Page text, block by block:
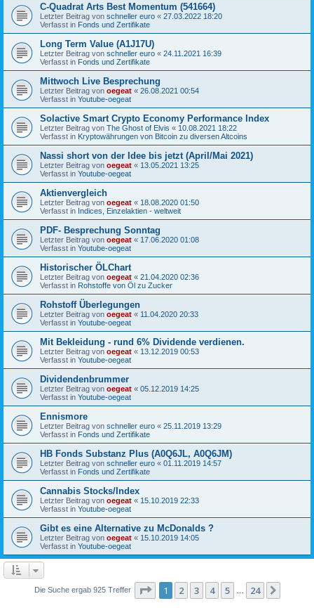
C-Quadrat Arts Best Momentum (541664)
Letzter Beitrag von schneller euro « 27.03.2022 18:20
Verfasst in Fonds und Zertifikate
Long Term Value (A1J17U)
Letzter Beitrag von schneller euro « 24.11.2021 16:39
Verfasst in Fonds und Zertifikate
Mittwoch Live Besprechung
Letzter Beitrag von oegeat « 26.08.2021 00:54
Verfasst in Youtube-oegeat
Solactive Smart Crypto Economy Performance Index
Letzter Beitrag von The Ghost of Elvis « 10.08.2021 18:22
Verfasst in Kryptowährungen von Bitcoin zu diversen Altcoins
Nassi short von der Idee bis jetzt (April/Mai 2021)
Letzter Beitrag von oegeat « 13.05.2021 13:25
Verfasst in Youtube-oegeat
Aktienvergleich
Letzter Beitrag von oegeat « 18.08.2020 01:50
Verfasst in Indices, Einzelaktien - weltweit
PDF- Besprechung Sonntag
Letzter Beitrag von oegeat « 17.06.2020 01:08
Verfasst in Youtube-oegeat
Historischer ÖLChart
Letzter Beitrag von oegeat « 21.04.2020 02:36
Verfasst in Rohstoffe von Öl zu Zucker
Rohstoff Überlegungen
Letzter Beitrag von oegeat « 11.04.2020 20:33
Verfasst in Youtube-oegeat
Mit Bekleidung - rund 6% Dividende verdienen.
Letzter Beitrag von oegeat « 13.12.2019 00:53
Verfasst in Youtube-oegeat
Dividendenbrummer
Letzter Beitrag von oegeat « 05.12.2019 14:25
Verfasst in Youtube-oegeat
Ennismore
Letzter Beitrag von schneller euro « 25.11.2019 13:29
Verfasst in Fonds und Zertifikate
HB Fonds Substanz Plus (A0Q6JL, A0Q6JM)
Letzter Beitrag von schneller euro « 01.11.2019 14:57
Verfasst in Fonds und Zertifikate
Cannabis Stocks/Index
Letzter Beitrag von oegeat « 15.10.2019 22:33
Verfasst in Youtube-oegeat
Gibt es eine Alternative zu McDonalds ?
Letzter Beitrag von oegeat « 15.10.2019 14:05
Verfasst in Youtube-oegeat
Die Suche ergab 925 Treffer Seite 1von 24
1 2 3 4 5 24